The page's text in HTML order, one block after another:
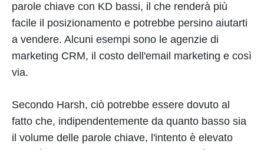
parole chiave con KD bassi, il che renderà più
facile il posizionamento e potrebbe persino aiutarti
a vendere. Alcuni esempi sono le agenzie di
marketing CRM, il costo dell'email marketing e così
via.
Secondo Harsh, ciò potrebbe essere dovuto al
fatto che, indipendentemente da quanto basso sia
il volume delle parole chiave, l'intento è elevato